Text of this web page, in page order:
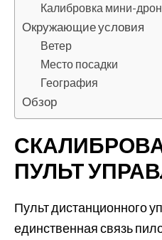
Калибровка мини-
Окружающие условия
Ветер
Место посадки
География
Обзор
ПУЛЬТ
Пульт дистанционного
единственная связь